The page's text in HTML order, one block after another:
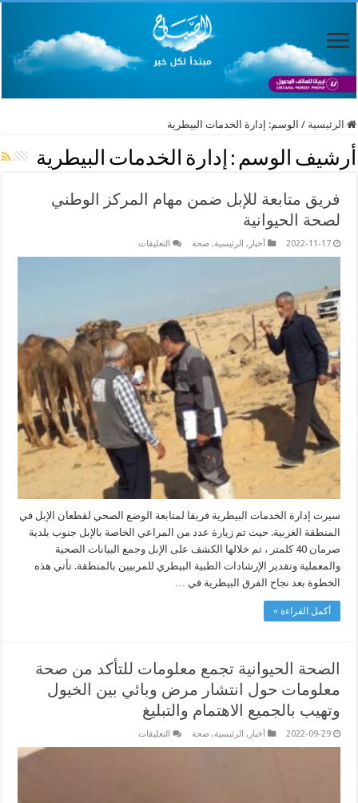
الرئيسية / الوسم: إدارة الخدمات البيطرية
أرشيف الوسم : إدارة الخدمات البيطرية
فريق متابعة للإبل ضمن مهام المركز الوطني
لصحة الحيوانية
2022-11-17 أخبار , الرئيسية,صحة التعليقات
لصحة
الحيوانية
مغلقة
سيرت إدارة الخدمات البيطرية فريقا لمتابعة الوضع الصحي لقطعان الإبل في
المنطقة الغربية. حيث تم زيارة عدد من المراعي الخاصة بالإبل جنوب بلدية
صرمان 40 كلمتر ، تم خلالها الكشف على الإبل وجمع البيانات الصحية
والمعملية وتقدير الإرشادات الطبية البيطري للمربيين بالمنطقة. تأتي هذه
الخطوة بعد نجاح الفرق البيطرية في …
أكمل القراءة »
الصحة الحيوانية تجمع معلومات للتأكد من صحة
معلومات حول انتشار مرض وبائي بين الخيول
وتهيب بالجميع الاهتمام والتبليغ
2022-09-29 أخبار , الرئيسية,صحة التعليقات